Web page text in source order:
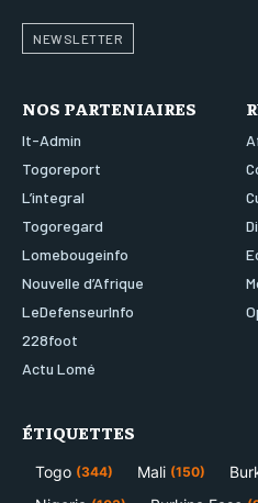
NEWSLETTER
NOS PARTENIAIRES
It-Admin
Togoreport
L’integral
Togoregard
Lomebougeinfo
Nouvelle d’Afrique
LeDefenseurInfo
228foot
Actu Lomé
ÉTIQUETTES
Togo (344) Mali (150)